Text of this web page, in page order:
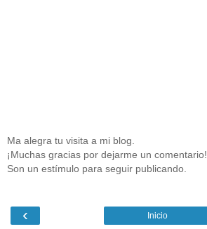
Ma alegra tu visita a mi blog.
¡Muchas gracias por dejarme un comentario!
Son un estímulo para seguir publicando.
‹ Inicio